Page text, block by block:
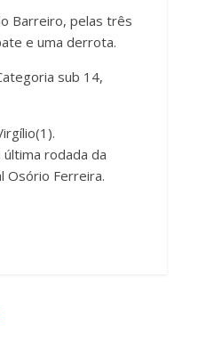
Barreiro, pelas três
e uma derrota.
sub 14,
rodada da
Osório Ferreira.